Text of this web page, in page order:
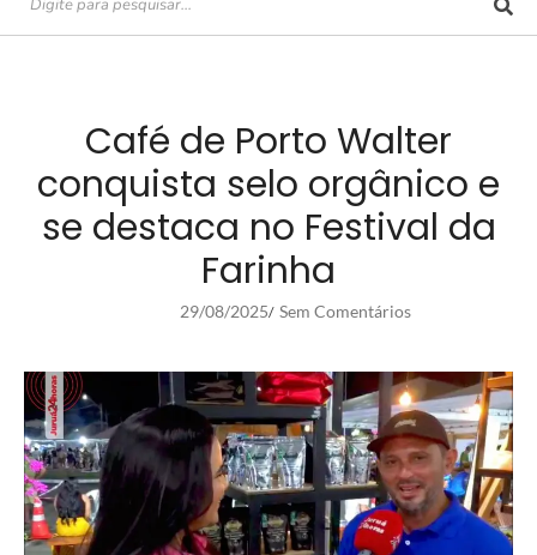
Café de Porto Walter
conquista selo orgânico e
se destaca no Festival da
Farinha
29/08/2025/ Sem Comentários